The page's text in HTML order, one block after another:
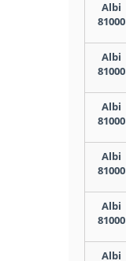
Albi
81000
Albi
81000
Albi
81000
Albi
81000
Albi
81000
Albi